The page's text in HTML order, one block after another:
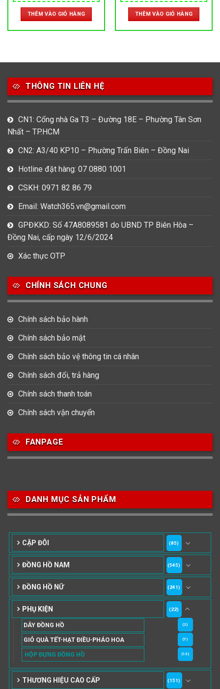
THÊM VÀO GIỎ HÀNG THÊM VÀO GIỎ HÀNG
₫.
THÔNG TIN LIÊN HỆ
CN1: Cổng nhà Ga T3 – Đường 18E – Phường Tân Sơn
Nhất – TP.HCM
CN2: A3/40 KP10 – Phường Trấn Biên – Đồng Nai
Hotline đặt hàng: 07 0880 1001
CSKH: 0971 82 86 79
Email: Watch365.vn@gmail.com
GPĐKKD: Số 47A8089581 do UBND TP Biên Hòa –
Đồng Nai, cấp ngày 12/6/2024
Xác thực OTP
CHÍNH SÁCH CHUNG
Chính sách bảo hành
Chính sách bảo mật
Chính sách bảo vệ thông tin cá nhân
Chính sách đổi, trả hàng
Chính sách thanh toán
Chính sách vận chuyển
FANPAGE
DANH MỤC SẢN PHẨM
CẶP ĐÔI (85)
ĐỒNG HỒ NAM (545)
ĐỒNG HỒ NỮ (241)
PHỤ KIỆN (22)
DÂY ĐỒNG HỒ (2)
GIỎ QUÀ TẾT-HẠT ĐIỀU-PHÁO HOA (7)
HỘP ĐỰNG ĐỒNG HỒ (13)
THƯƠNG HIỆU CAO CẤP (151)